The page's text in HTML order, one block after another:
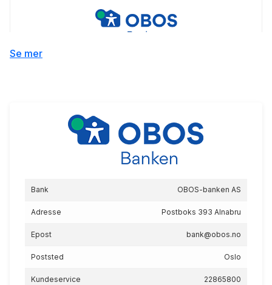
medlemskap)
Se mer
Bank OBOS-banken AS
Adresse Postboks 393 Alnabru
Epost bank@obos.no
Poststed Oslo
Kundeservice 22865800